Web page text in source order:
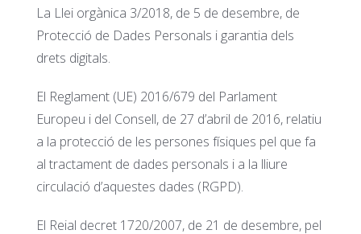
La Llei orgànica 3/2018, de 5 de desembre, de
Protecció de Dades Personals i garantia dels
drets digitals.
El Reglament (UE) 2016/679 del Parlament
Europeu i del Consell, de 27 d’abril de 2016, relatiu
a la protecció de les persones físiques pel que fa
al tractament de dades personals i a la lliure
circulació d’aquestes dades (RGPD).
El Reial decret 1720/2007, de 21 de desembre, pel